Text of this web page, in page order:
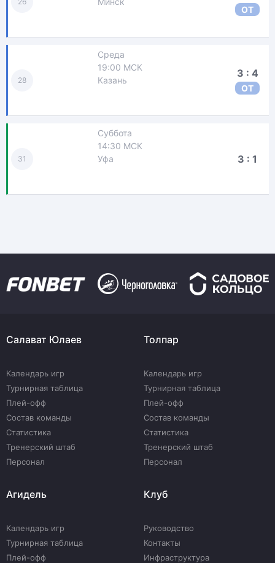
ОТ
28
Среда
19:00 МСК
Казань
3 : 4
ОТ
31
Суббота
14:30 МСК
Уфа
3 : 1
Салават Юлаев
Календарь игр
Турнирная таблица
Плей-офф
Состав команды
Статистика
Тренерский штаб
Персонал
Толпар
Календарь игр
Турнирная таблица
Плей-офф
Состав команды
Статистика
Тренерский штаб
Персонал
Агидель
Календарь игр
Турнирная таблица
Плей-офф
Клуб
Руководство
Контакты
Инфраструктура